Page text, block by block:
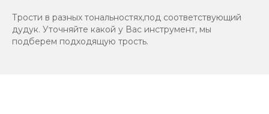
Трости в разных тональностях,под соответствующий
дудук. Уточняйте какой у Вас инструмент, мы
подберем подходящую трость.